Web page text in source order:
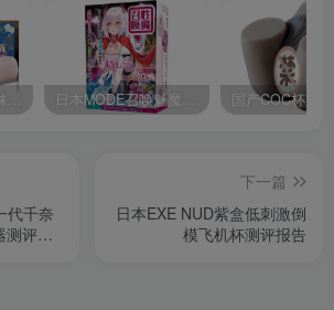
国产谜姬江东三姐妹国潮飞机杯低中高刺激度全覆盖飞机杯测评报告 日本MODE召唤魅魔飞机杯高刺激榨汁姬名器倒模自慰器使用体验及测评报告
代千奈
测评报
下一篇
日本EXE NUD紫盒低刺激倒
模飞机杯测评报告